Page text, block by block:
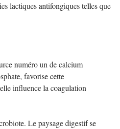
lactiques antifongiques telles que
numéro un de calcium
favorise cette
influence la coagulation
Le paysage digestif se